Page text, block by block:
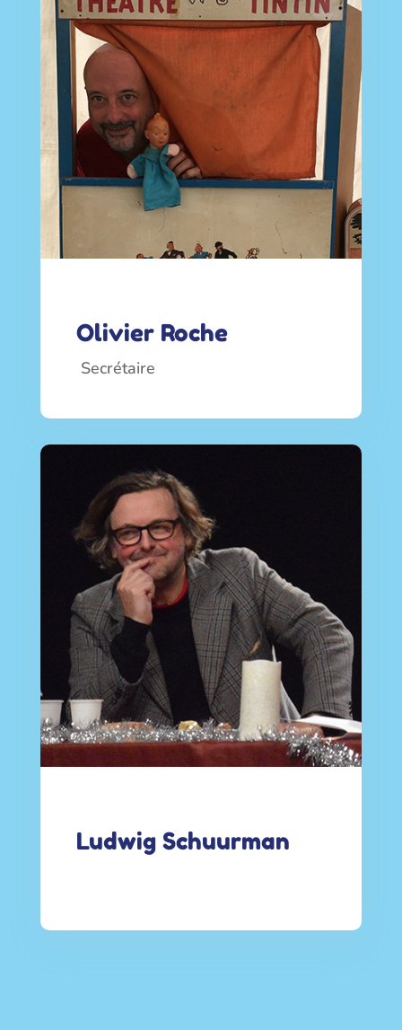
Olivier Roche
Secrétaire
Ludwig Schuurman